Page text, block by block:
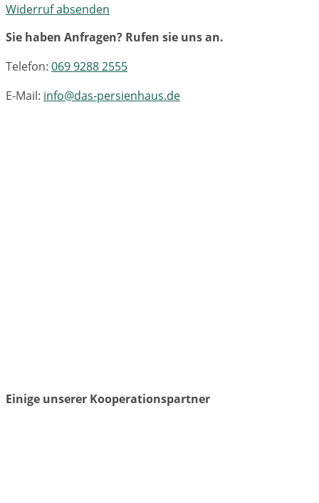
Widerruf absenden
Sie haben Anfragen? Rufen sie uns an.
Telefon: 069 9288 2555
E-Mail: info@das-persienhaus.de
Einige unserer Kooperationspartner